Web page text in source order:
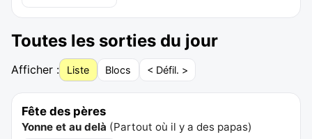
Toutes les sorties du jour
Afficher : Liste Blocs < Défil. >
Fête des pères
Yonne et au delà (Partout où il y a des papas)